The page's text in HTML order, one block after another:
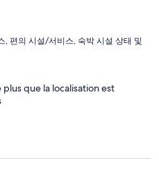
, 편의 시설/서비스, 숙박 시설 상태 및
que la localisation est